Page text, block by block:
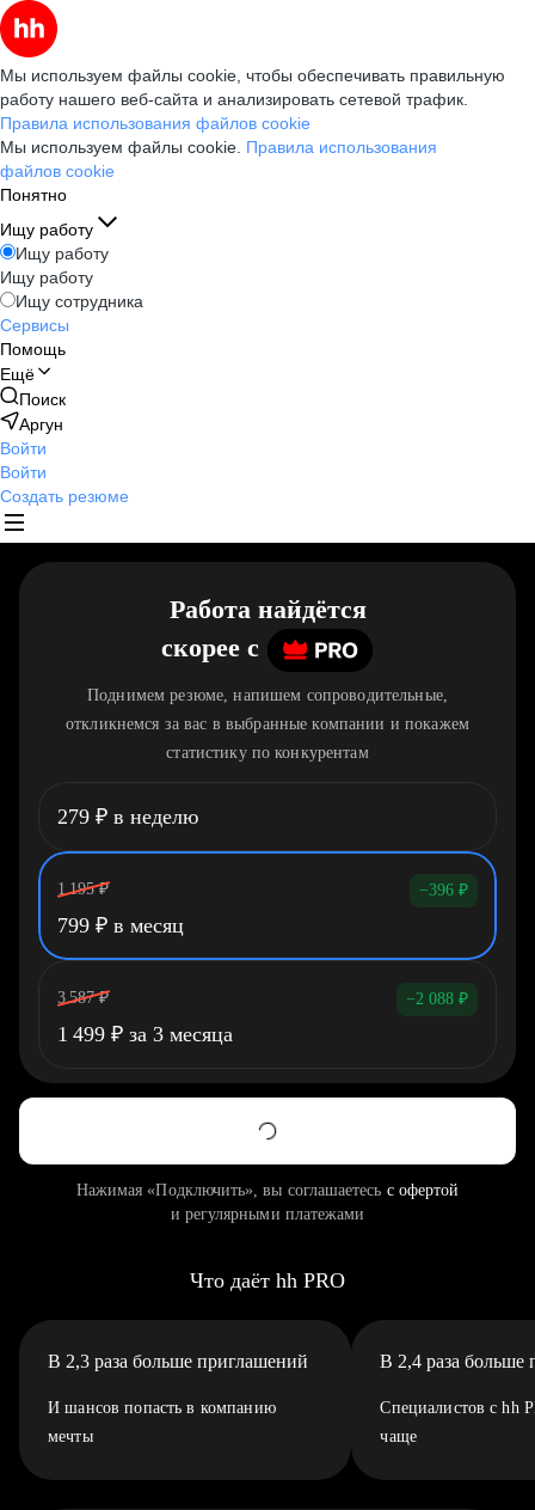
Мы используем файлы cookie, чтобы обеспечивать правильную
работу нашего веб-сайта и анализировать сетевой трафик.
Правила использования файлов cookie
Мы используем файлы cookie. Правила использования
файлов cookie
Понятно
Ищу работу
Ищу работу
Ищу работу
Ищу сотрудника
Сервисы
Помощь
Ещё
Поиск
Аргун
Войти
Войти
Создать резюме
Работа найдётся
скорее c
Поднимем резюме, напишем сопроводительные,
откликнемся за вас в выбранные компании и покажем
статистику по конкурентам
279 ₽ в неделю
1 195 ₽ −396 ₽
799 ₽ в месяц
3 587 ₽ −2 088 ₽
1 499 ₽ за 3 месяца
Нажимая «Подключить», вы соглашаетесь с офертой
и регулярными платежами
Что даёт hh PRO
В 2,3 раза больше приглашений
И шансов попасть в компанию
мечты
В 2,4 раза больше
Специалистов с hh
чаще